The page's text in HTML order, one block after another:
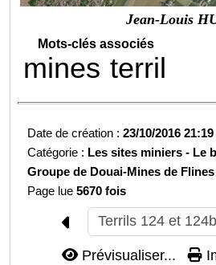
Jean-Louis
Mots-clés associés
mines terril
Date de création :23/10/2016 21:19
Catégorie : Les sites miniers - Le
Groupe de Douai-Mines de
Page lue5670 fois
Prévisualiser...